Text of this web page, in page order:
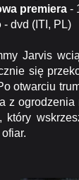
premiera -
- dvd (ITI, PL)
Jarvis
się
otwarciu
z ogrodzenia
który